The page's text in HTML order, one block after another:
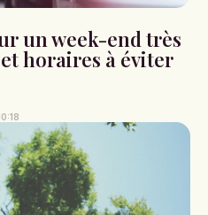
un week-end très
horaires à éviter